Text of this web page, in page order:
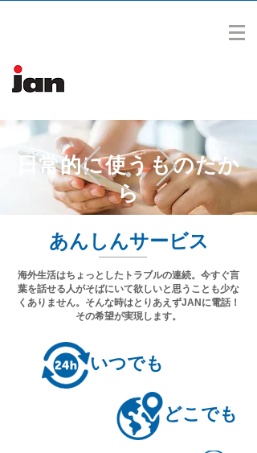
日常的に使うものだか
ら
あんしんサービス
海外生活はちょっとしたトラブルの連続。 今すぐ言
葉を話せる人がそばにいて欲しいと思うことも少な
くありません。 そんな時はとりあえずJANに電話！
その希望が実現します。
いつでも
どこでも